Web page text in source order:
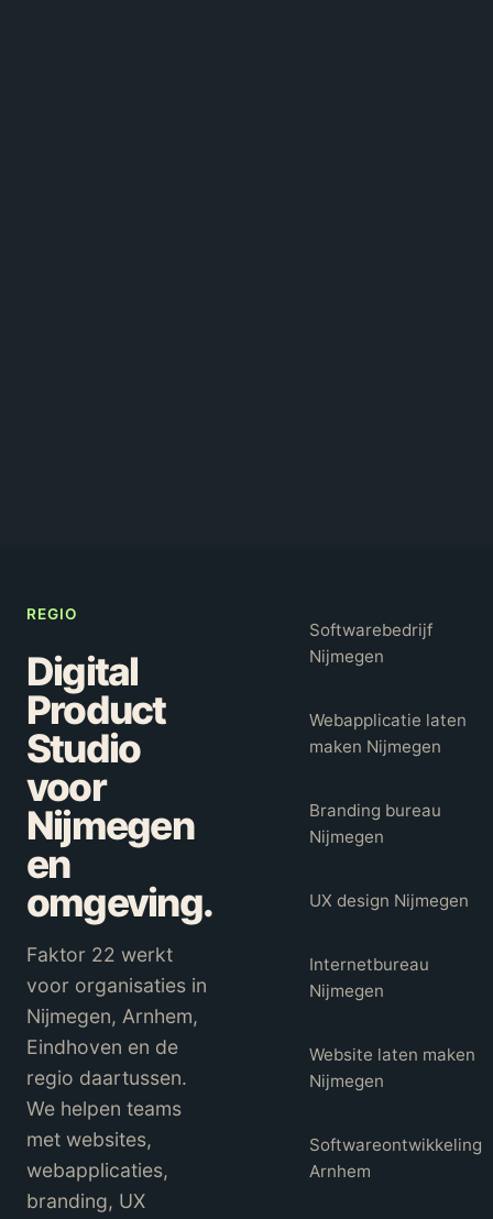
REGIO
Digital
Product
Studio
voor
Nijmegen
en
omgeving.
Faktor 22 werkt
voor organisaties in
Nijmegen, Arnhem,
Eindhoven en de
regio daartussen.
We helpen teams
met websites,
webapplicaties,
branding, UX
Softwarebedrijf
Nijmegen
Webapplicatie laten
maken Nijmegen
Branding bureau
Nijmegen
UX design Nijmegen
Internetbureau
Nijmegen
Website laten maken
Nijmegen
Softwareontwikkeling
Arnhem